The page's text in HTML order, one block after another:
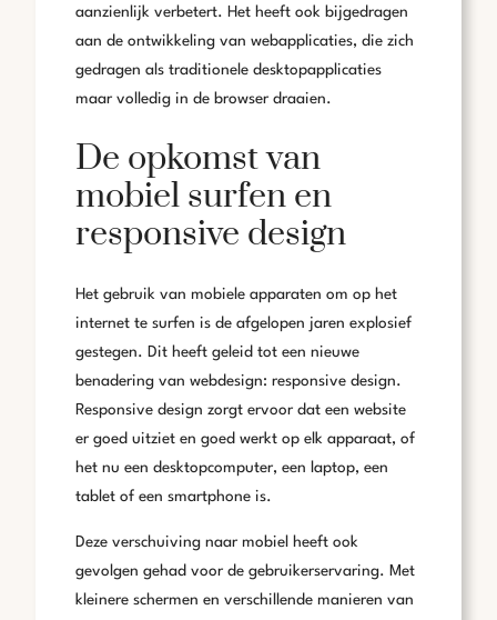
aanzienlijk verbetert. Het heeft ook bijgedragen
aan de ontwikkeling van webapplicaties, die zich
gedragen als traditionele desktopapplicaties
maar volledig in de browser draaien.
De opkomst van
mobiel surfen en
responsive design
Het gebruik van mobiele apparaten om op het
internet te surfen is de afgelopen jaren explosief
gestegen. Dit heeft geleid tot een nieuwe
benadering van webdesign: responsive design.
Responsive design zorgt ervoor dat een website
er goed uitziet en goed werkt op elk apparaat, of
het nu een desktopcomputer, een laptop, een
tablet of een smartphone is.
Deze verschuiving naar mobiel heeft ook
gevolgen gehad voor de gebruikerservaring. Met
kleinere schermen en verschillende manieren van